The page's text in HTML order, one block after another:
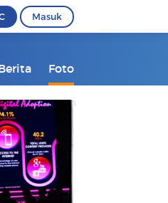
Masuk
Foto